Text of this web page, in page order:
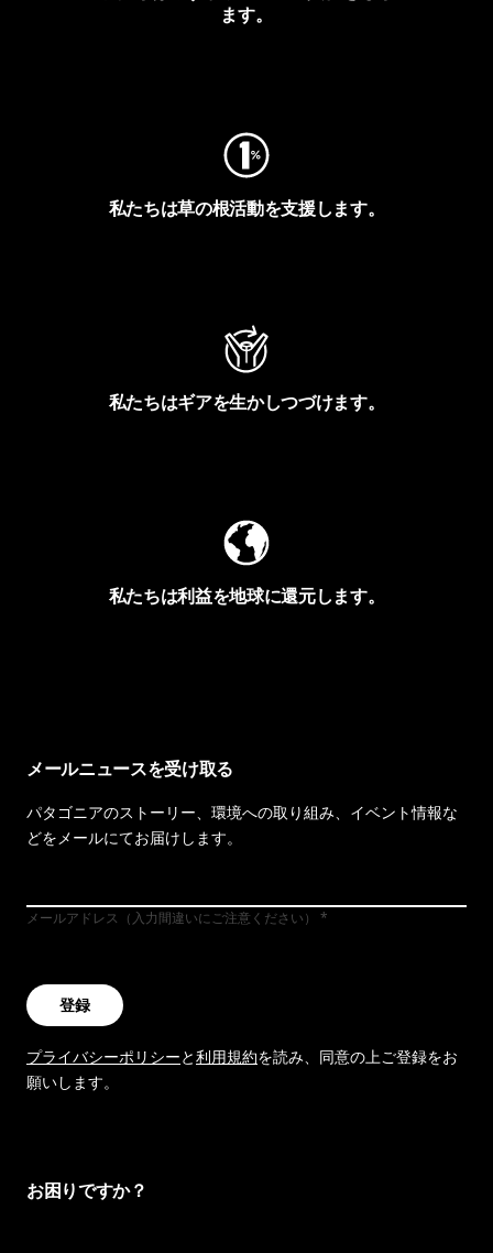
ます。
私たちは草の根活動を支援します。
私たちはギアを生かしつづけます。
私たちは利益を地球に還元します。
メールニュースを受け取る
パタゴニアのストーリー、環境への取り組み、イベント情報な
どをメールにてお届けします。
メールアドレス（入力間違いにご注意ください）
登録
プライバシーポリシーと利用規約を読み、同意の上ご登録をお
願いします。
お困りですか？